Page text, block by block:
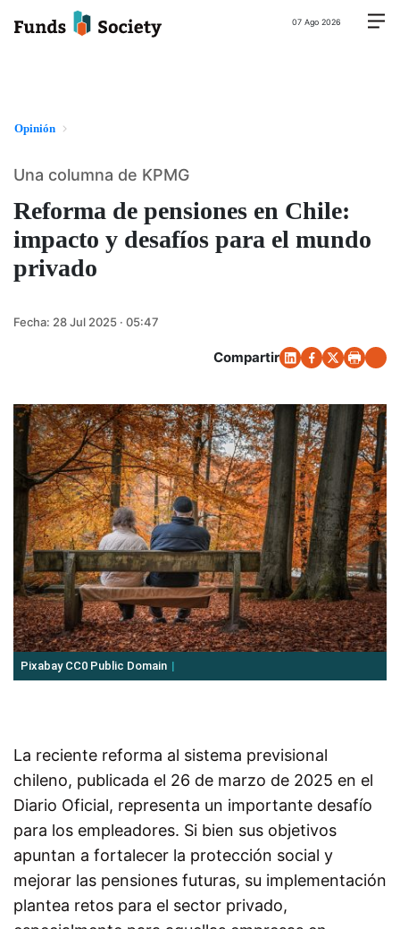
07 Ago 2026
Opinión
Reforma de pensiones en Chile:
impacto y desafíos para el mundo
privado
Una columna de KPMG
Fecha: 28 Jul 2025 · 05:47
Compartir
Pixabay CC0 Public Domain
La reciente reforma al sistema previsional
chileno, publicada el 26 de marzo de 2025 en el
Diario Oficial, representa un importante desafío
para los empleadores. Si bien sus objetivos
apuntan a fortalecer la protección social y
mejorar las pensiones futuras, su implementación
plantea retos para el sector privado,